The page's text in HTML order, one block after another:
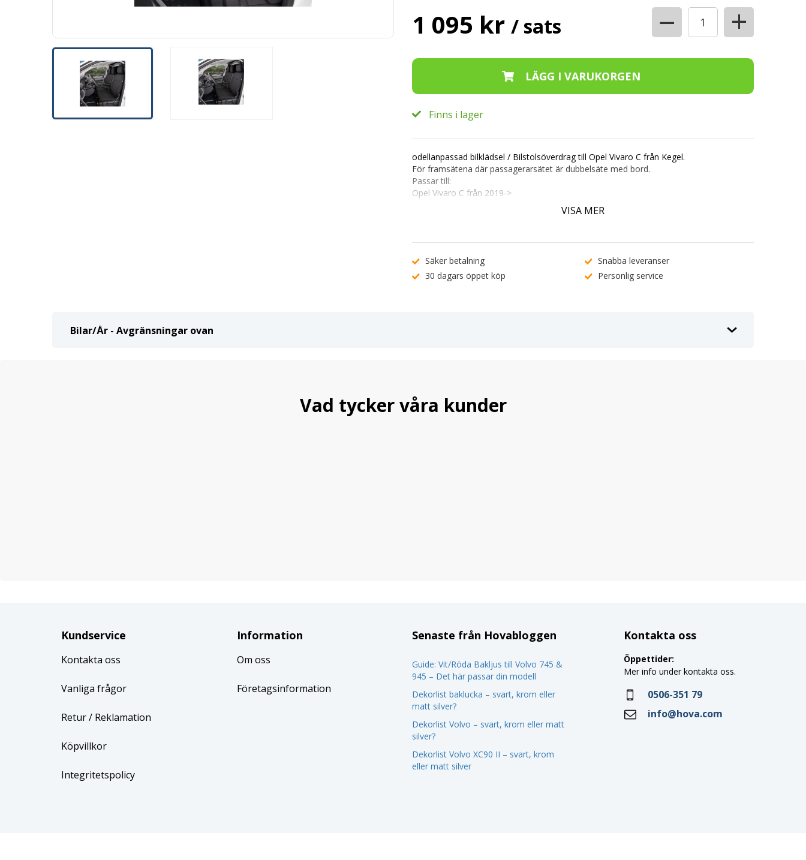
1 095 kr / sats − +
Finns i lager
odellanpassad bilklädsel / Bilstolsöverdrag till Opel Vivaro C från Kegel.
För framsätena där passagerarsätet är dubbelsäte med bord.
Passar till:
Opel Vivaro C från 2019->
Tillverkad av starkt slitstarkt material.
1 skydd för förarsätet + Nackstöd.
1 skydd för passargerassätet + Nackstöd.
VISA MER
Säker betalning
Snabba leveranser
30 dagars öppet köp
Personlig service
Bilar/År - Avgränsningar ovan
Vad tycker våra kunder
Kundservice
Kontakta oss
Vanliga frågor
Retur/ Reklamation
Köpvillkor
Integritetspolicy
Information
Om oss
Företagsinformation
Senaste från Hovabloggen
Guide: Vit/Röda Bakljus till Volvo 745 &
945 – Det här passar din modell
Dekorlist baklucka – svart, krom eller
matt silver?
Dekorlist Volvo – svart, krom eller matt
silver?
Dekorlist Volvo XC90 II – svart, krom
eller matt silver
Kontakta oss
Öppettider:
Mer info under kontakta oss.
0506-351 79
info@hova.com